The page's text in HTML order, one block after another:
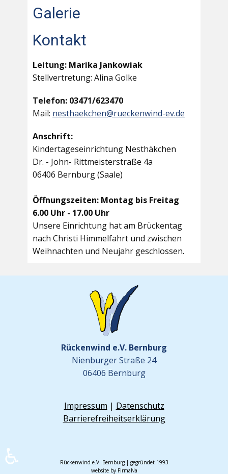
Galerie
Kontakt
Leitung: Marika Jankowiak
Stellvertretung: Alina Golke
Telefon: 03471/623470
Mail: nesthaekchen@rueckenwind-ev.de
Anschrift:
Kindertageseinrichtung Nesthäkchen
Dr. - John- Rittmeisterstraße 4a
06406 Bernburg (Saale)
Öffnungszeiten: Montag bis Freitag
6.00 Uhr - 17.00 Uhr
Unsere Einrichtung hat am Brückentag
nach Christi Himmelfahrt und zwischen
Weihnachten und Neujahr geschlossen.
Rückenwind e.V. Bernburg
Nienburger Straße 24
06406 Bernburg
Impressum | Datenschutz
Barrierefreiheitserklärung
Rückenwind e.V. Bernburg | gegründet 1993
website by FirmaNa